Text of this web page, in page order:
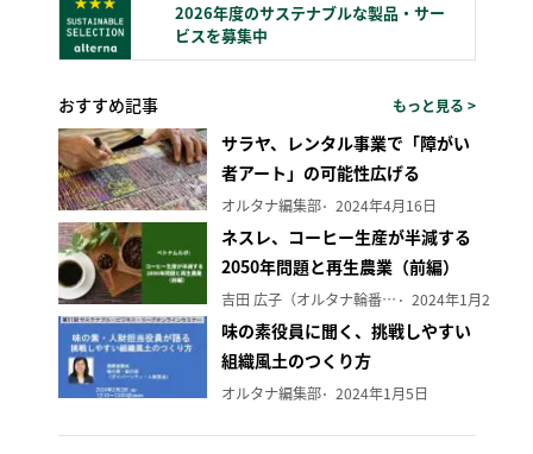
2026年度のサステナブルな製品・サー
ビスを募集中
おすすめ記事 もっと見る >
サラヤ、レンタル事業で「障がい
者アート」の可能性広げる
オルタナ編集部 2024年4月16日
ネスレ、コーヒー生産が半減する
2050年問題と再生農業（前編）
吉田 広子（オルタナ輪番編集長） 2024年1月29日
味の素役員に聞く、挑戦しやすい
組織風土のつくり方
オルタナ編集部 2024年1月5日